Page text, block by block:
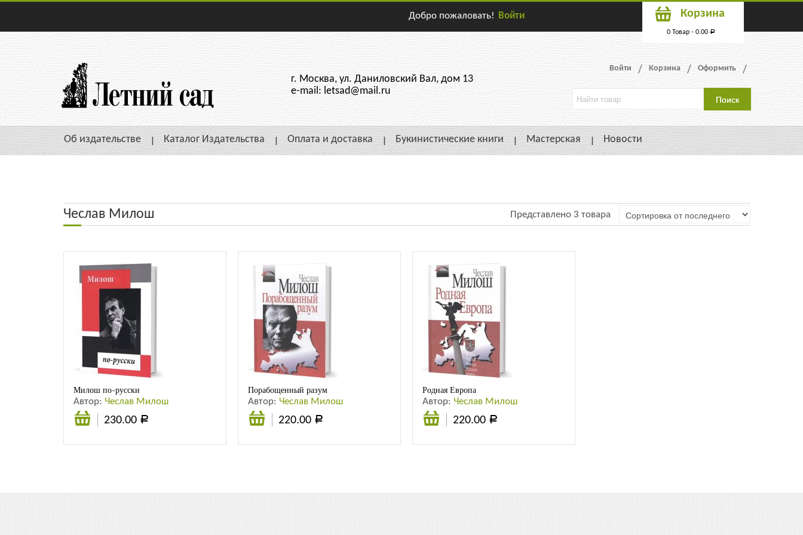
Добро пожаловать! Войти Корзина
0 Товар - 0.00 Р
г. Москва, ул. Даниловский Вал, дом 13
e-mail: letsad@mail.ru
Войти Корзина Оформить
Об издательстве Каталог Издательства Оплата и доставка Букинистические книги Мастерская Новости
Чеслав Милош Представлено 3 товара
Милош по-русски
Автор: Чеслав Милош
230.00 Р
Порабощенный разум
Автор: Чеслав Милош
220.00 Р
Родная Европа
Автор: Чеслав Милош
220.00 Р